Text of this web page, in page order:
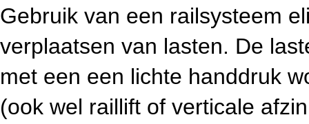
Gebruik van een railsysteem
verplaatsen van lasten. De
met een een lichte handdruk
(ook wel raillift of verticale